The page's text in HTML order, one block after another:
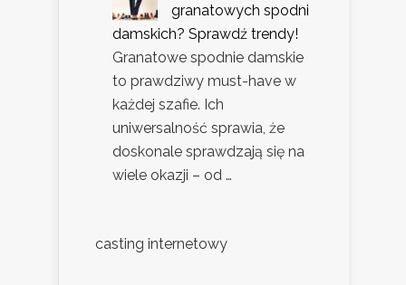
granatowych spodni
damskich? Sprawdź trendy!
Granatowe spodnie damskie
to prawdziwy must-have w
każdej szafie. Ich
uniwersalność sprawia, że
doskonale sprawdzają się na
wiele okazji – od …
casting internetowy